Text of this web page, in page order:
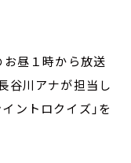
昼１時から放送
谷川アナが担当し
ントロクイズ」を